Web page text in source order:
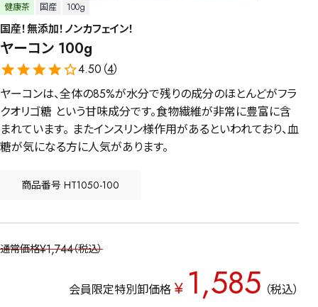
健康茶 国産 100g
国産！無添加！ノンカフェイン！
ヤーコン 100g
4.50（4）
ヤーコンは、全体の85%が水分で残りの成分のほとんどがフラ
クオリゴ糖 という甘味成分です。食物繊維が非常に豊富に含
まれています。 またインスリン様作用があるといわれており、血
糖が気になる方に人気があります。
商品番号 HT1050-100
通常価格¥1,744 税込
会員限定特別卸価格 ¥ 1,585 税込